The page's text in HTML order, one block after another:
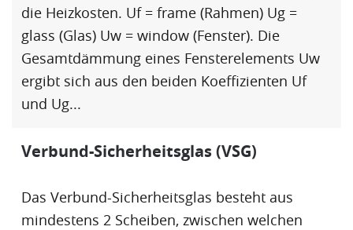
die Heizkosten. Uf= frame (Rahmen) Ug =
glass (Glas) Uw = window (Fenster). Die
Gesamtdämmung eines Fensterelements Uw
ergibt sich aus den beiden Koeffizienten Uf
und Ug...
Verbund-Sicherheitsglas (VSG)
Das Verbund-Sicherheitsglas besteht aus
mindestens 2 Scheiben, zwischen welchen